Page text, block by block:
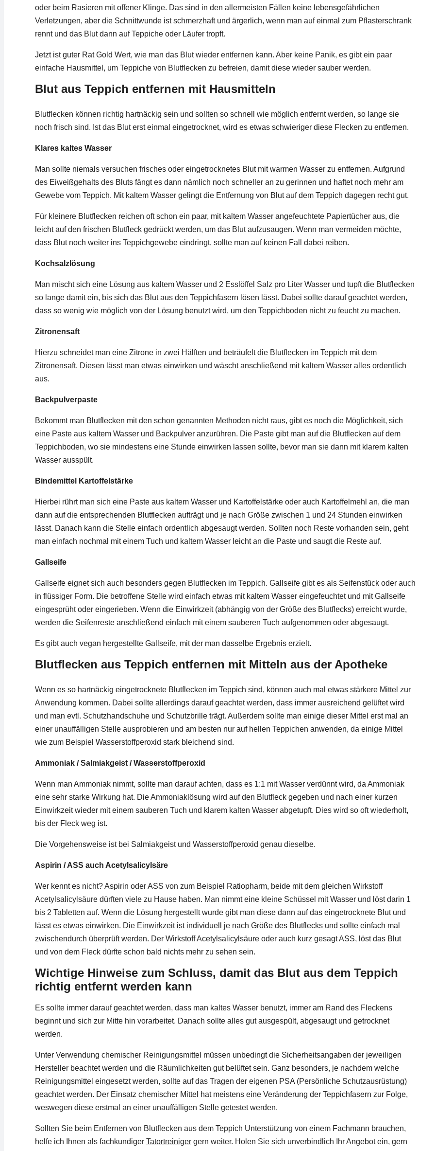
oder beim Rasieren mit offener Klinge. Das sind in den allermeisten Fällen keine lebensgefährlichen
Verletzungen, aber die Schnittwunde ist schmerzhaft und ärgerlich, wenn man auf einmal zum Pflasterschrank
rennt und das Blut dann auf Teppiche oder Läufer tropft.
Jetzt ist guter Rat Gold Wert, wie man das Blut wieder entfernen kann. Aber keine Panik, es gibt ein paar
einfache Hausmittel, um Teppiche von Blutflecken zu befreien, damit diese wieder sauber werden.
Blut aus Teppich entfernen mit Hausmitteln
Blutflecken können richtig hartnäckig sein und sollten so schnell wie möglich entfernt werden, so lange sie
noch frisch sind. Ist das Blut erst einmal eingetrocknet, wird es etwas schwieriger diese Flecken zu entfernen.
Klares kaltes Wasser
Man sollte niemals versuchen frisches oder eingetrocknetes Blut mit warmen Wasser zu entfernen. Aufgrund
des Eiweißgehalts des Bluts fängt es dann nämlich noch schneller an zu gerinnen und haftet noch mehr am
Gewebe vom Teppich. Mit kaltem Wasser gelingt die Entfernung von Blut auf dem Teppich dagegen recht gut.
Für kleinere Blutflecken reichen oft schon ein paar, mit kaltem Wasser angefeuchtete Papiertücher aus, die
leicht auf den frischen Blutfleck gedrückt werden, um das Blut aufzusaugen. Wenn man vermeiden möchte,
dass Blut noch weiter ins Teppichgewebe eindringt, sollte man auf keinen Fall dabei reiben.
Kochsalzlösung
Man mischt sich eine Lösung aus kaltem Wasser und 2 Esslöffel Salz pro Liter Wasser und tupft die Blutflecken
so lange damit ein, bis sich das Blut aus den Teppichfasern lösen lässt. Dabei sollte darauf geachtet werden,
dass so wenig wie möglich von der Lösung benutzt wird, um den Teppichboden nicht zu feucht zu machen.
Zitronensaft
Hierzu schneidet man eine Zitrone in zwei Hälften und beträufelt die Blutflecken im Teppich mit dem
Zitronensaft. Diesen lässt man etwas einwirken und wäscht anschließend mit kaltem Wasser alles ordentlich
aus.
Backpulverpaste
Bekommt man Blutflecken mit den schon genannten Methoden nicht raus, gibt es noch die Möglichkeit, sich
eine Paste aus kaltem Wasser und Backpulver anzurühren. Die Paste gibt man auf die Blutflecken auf dem
Teppichboden, wo sie mindestens eine Stunde einwirken lassen sollte, bevor man sie dann mit klarem kalten
Wasser ausspült.
Bindemittel Kartoffelstärke
Hierbei rührt man sich eine Paste aus kaltem Wasser und Kartoffelstärke oder auch Kartoffelmehl an, die man
dann auf die entsprechenden Blutflecken aufträgt und je nach Größe zwischen 1 und 24 Stunden einwirken
lässt. Danach kann die Stelle einfach ordentlich abgesaugt werden. Sollten noch Reste vorhanden sein, geht
man einfach nochmal mit einem Tuch und kaltem Wasser leicht an die Paste und saugt die Reste auf.
Gallseife
Gallseife eignet sich auch besonders gegen Blutflecken im Teppich. Gallseife gibt es als Seifenstück oder auch
in flüssiger Form. Die betroffene Stelle wird einfach etwas mit kaltem Wasser eingefeuchtet und mit Gallseife
eingesprüht oder eingerieben. Wenn die Einwirkzeit (abhängig von der Größe des Blutflecks) erreicht wurde,
werden die Seifenreste anschließend einfach mit einem sauberen Tuch aufgenommen oder abgesaugt.
Es gibt auch vegan hergestellte Gallseife, mit der man dasselbe Ergebnis erzielt.
Blutflecken aus Teppich entfernen mit Mitteln aus der Apotheke
Wenn es so hartnäckig eingetrocknete Blutflecken im Teppich sind, können auch mal etwas stärkere Mittel zur
Anwendung kommen. Dabei sollte allerdings darauf geachtet werden, dass immer ausreichend gelüftet wird
und man evtl. Schutzhandschuhe und Schutzbrille trägt. Außerdem sollte man einige dieser Mittel erst mal an
einer unauffälligen Stelle ausprobieren und am besten nur auf hellen Teppichen anwenden, da einige Mittel
wie zum Beispiel Wasserstoffperoxid stark bleichend sind.
Ammoniak / Salmiakgeist / Wasserstoffperoxid
Wenn man Ammoniak nimmt, sollte man darauf achten, dass es 1:1 mit Wasser verdünnt wird, da Ammoniak
eine sehr starke Wirkung hat. Die Ammoniaklösung wird auf den Blutfleck gegeben und nach einer kurzen
Einwirkzeit wieder mit einem sauberen Tuch und klarem kalten Wasser abgetupft. Dies wird so oft wiederholt,
bis der Fleck weg ist.
Die Vorgehensweise ist bei Salmiakgeist und Wasserstoffperoxid genau dieselbe.
Aspirin / ASS auch Acetylsalicylsäre
Wer kennt es nicht? Aspirin oder ASS von zum Beispiel Ratiopharm, beide mit dem gleichen Wirkstoff
Acetylsalicylsäure dürften viele zu Hause haben. Man nimmt eine kleine Schüssel mit Wasser und löst darin 1
bis 2 Tabletten auf. Wenn die Lösung hergestellt wurde gibt man diese dann auf das eingetrocknete Blut und
lässt es etwas einwirken. Die Einwirkzeit ist individuell je nach Größe des Blutflecks und sollte einfach mal
zwischendurch überprüft werden. Der Wirkstoff Acetylsalicylsäure oder auch kurz gesagt ASS, löst das Blut
und von dem Fleck dürfte schon bald nichts mehr zu sehen sein.
Wichtige Hinweise zum Schluss, damit das Blut aus dem Teppich
richtig entfernt werden kann
Es sollte immer darauf geachtet werden, dass man kaltes Wasser benutzt, immer am Rand des Fleckens
beginnt und sich zur Mitte hin vorarbeitet. Danach sollte alles gut ausgespült, abgesaugt und getrocknet
werden.
Unter Verwendung chemischer Reinigungsmittel müssen unbedingt die Sicherheitsangaben der jeweiligen
Hersteller beachtet werden und die Räumlichkeiten gut belüftet sein. Ganz besonders, je nachdem welche
Reinigungsmittel eingesetzt werden, sollte auf das Tragen der eigenen PSA (Persönliche Schutzausrüstung)
geachtet werden. Der Einsatz chemischer Mittel hat meistens eine Veränderung der Teppichfasern zur Folge,
weswegen diese erstmal an einer unauffälligen Stelle getestet werden.
Sollten Sie beim Entfernen von Blutflecken aus dem Teppich Unterstützung von einem Fachmann brauchen,
helfe ich Ihnen als fachkundiger Tatortreinigergern weiter. Holen Sie sich unverbindlich Ihr Angebot ein, gern